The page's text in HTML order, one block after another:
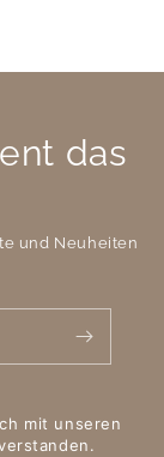
das
und Neuheiten
mit unseren